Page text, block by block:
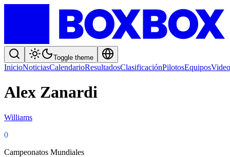
Toggle theme
InicioNoticiasCalendarioResultadosClasificaciónPilotosEquipos
Alex Zanardi
Williams
0
Campeonatos Mundiales